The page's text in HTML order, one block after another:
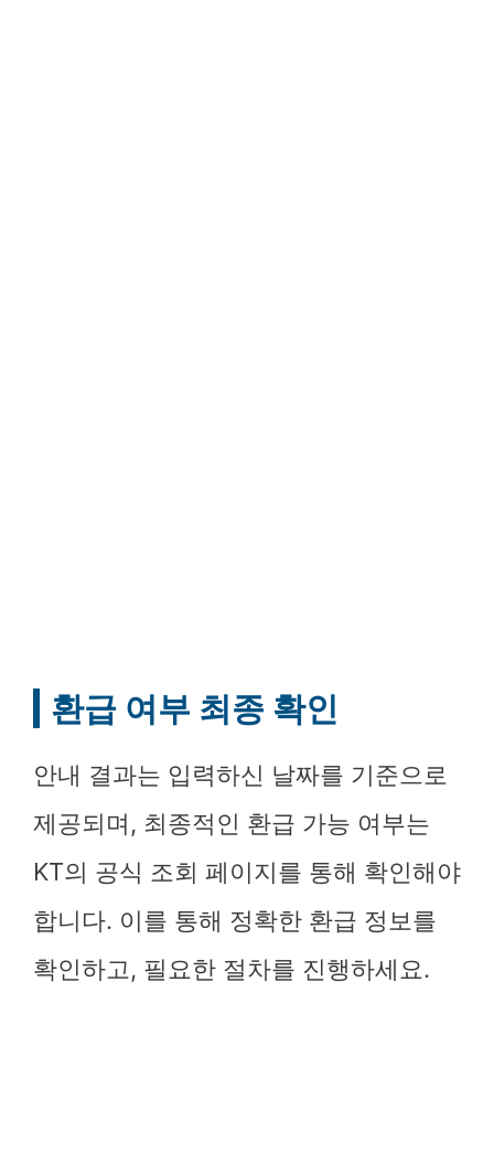
환급 여부 최종 확인
안내 결과는 입력하신 날짜를 기준으로
제공되며, 최종적인 환급 가능 여부는
KT의 공식 조회 페이지를 통해 확인해야
합니다. 이를 통해 정확한 환급 정보를
확인하고, 필요한 절차를 진행하세요.